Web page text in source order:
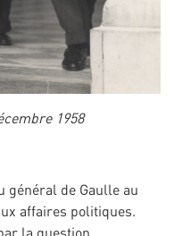
1958
général de Gaulle au
affaires politiques.
la question